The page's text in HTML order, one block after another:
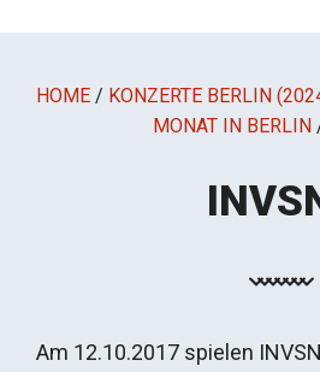
HOME / KONZERTE BERLIN
MONAT IN BERLIN
Am 12.10.2017 spielen